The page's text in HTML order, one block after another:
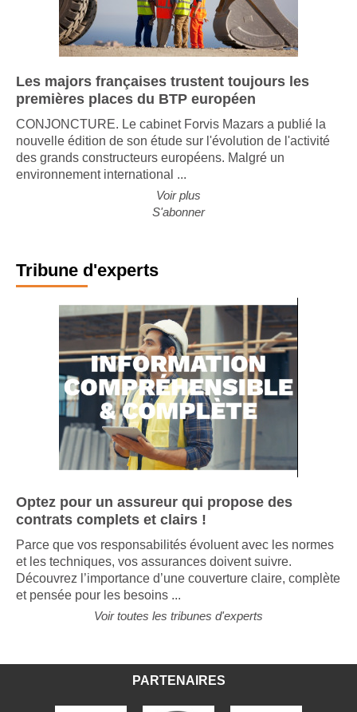
Les majors françaises trustent toujours les
premières places du BTP européen
CONJONCTURE. Le cabinet Forvis Mazars a publié la
nouvelle édition de son étude sur l'évolution de l'activité
des grands constructeurs européens. Malgré un
Voir plus
Tribune d'experts
Optez pour un assureur qui propose des
contrats complets et clairs !
Parce que vos responsabilités évoluent avec les normes
et les techniques, vos assurances doivent suivre.
Découvrez l’importance d’une couverture claire, complète